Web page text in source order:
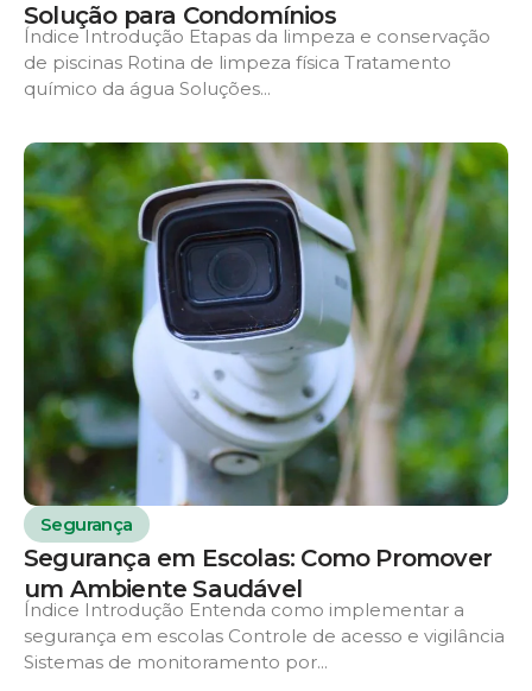
Solução para Condomínios
Índice Introdução Etapas da limpeza e conservação
de piscinas Rotina de limpeza física Tratamento
químico da água Soluções...
Segurança
Segurança em Escolas: Como Promover
um Ambiente Saudável
Índice Introdução Entenda como implementar a
segurança em escolas Controle de acesso e vigilância
Sistemas de monitoramento por...